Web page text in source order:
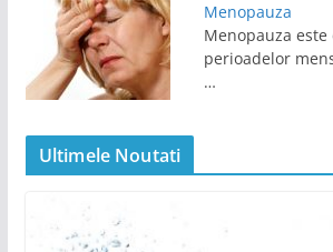
Menopauza
Menopauza
perioadelor
…
Ultimele Noutati